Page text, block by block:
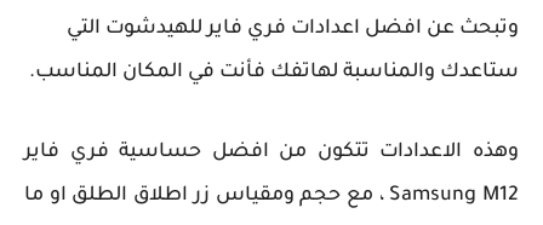
وتبحث عن افضل اعدادات فري فاير للهيدشوت التي
ستاعدك والمناسبة لهاتفك فأنت في المكان المناسب.
وهذه الاعدادات تتكون من افضل حساسية فري فاير
Samsung M12 ، مع حجم ومقياس زر اطلاق الطلق او ما